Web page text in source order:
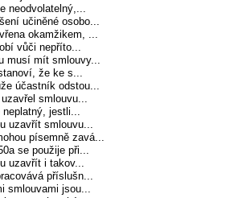
neodvolatelný,...
učiněné osobo...
okamžikem, ...
vůči nepříto...
musí mít smlouvy...
že ke s...
účastník odstou...
smlouvu...
jestli...
uzavřít smlouvu...
písemně zavá...
se použije při...
uzavřít i takov...
příslušn...
smlouvami jsou...